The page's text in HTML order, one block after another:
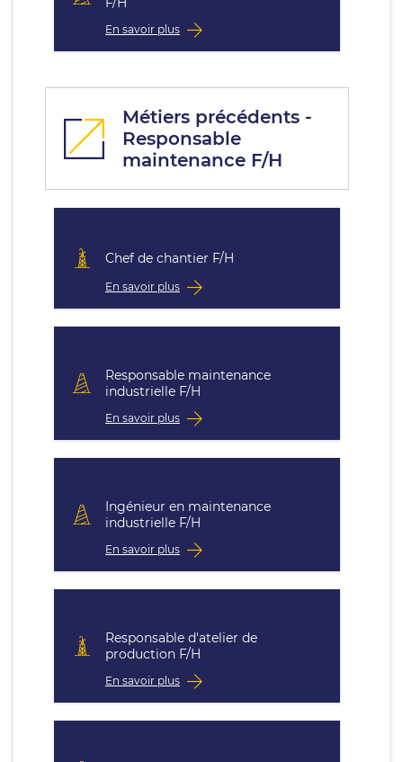
En savoir plus
Métiers précédents -
Responsable
maintenance F/H
Chef de chantier F/H
En savoir plus
Responsable maintenance
industrielle F/H
En savoir plus
Ingénieur en maintenance
industrielle F/H
En savoir plus
Responsable d'atelier de
production F/H
En savoir plus